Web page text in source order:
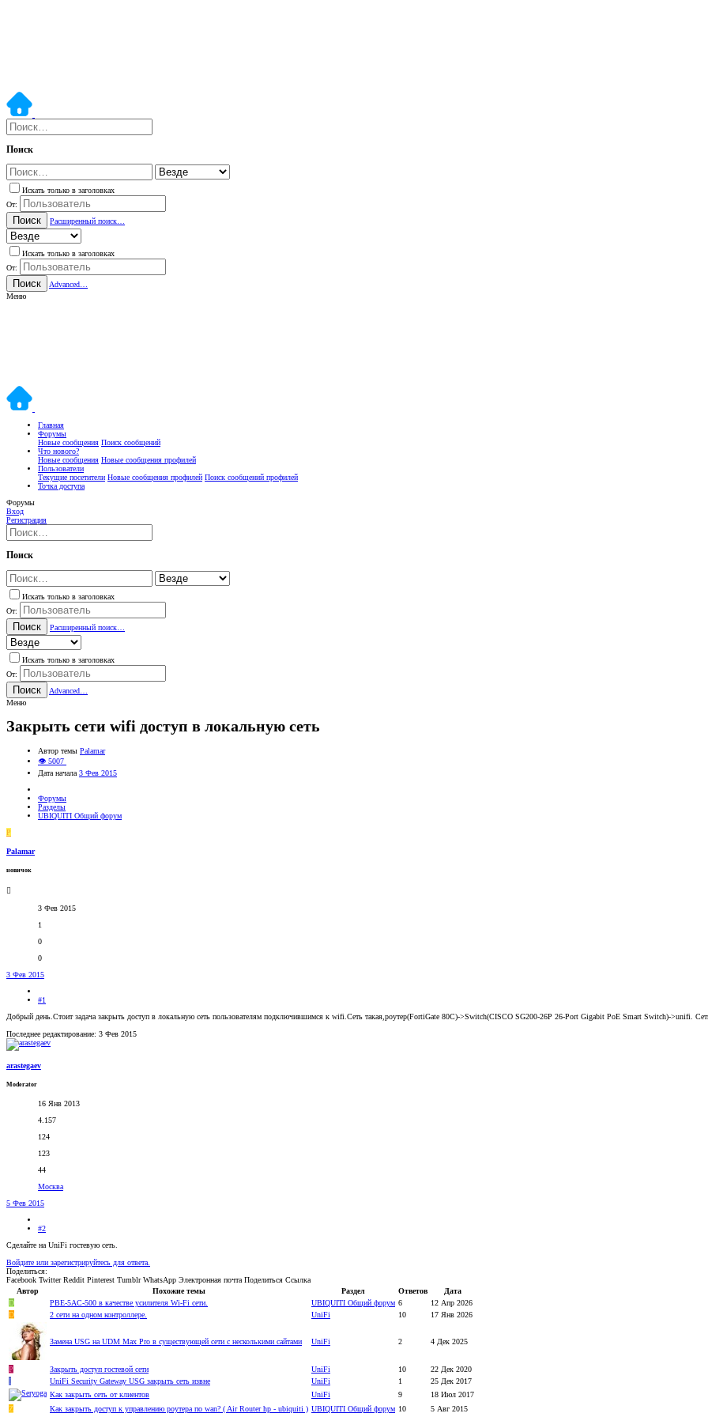
Поиск
Искать только в заголовках
От:
Поиск Расширенный поиск…
Искать только в заголовках
От:
Поиск
Advanced…
Меню
Главная
Форумы
Новые сообщения Поиск сообщений
Что нового?
Новые сообщения Новые сообщения профилей
Пользователи
Текущие посетители Новые сообщения профилей Поиск сообщений профилей
Точка доступа
Форумы
Вход
Регистрация
Поиск
Искать только в заголовках
От:
Поиск Расширенный поиск…
Искать только в заголовках
От:
Поиск
Advanced…
Меню
Закрыть сети wifi доступ в локальную сеть
Автор темы Palamar
👁 5007
Дата начала 3 Фев 2015
Форумы
Разделы
UBIQUITI Общий форум
P
Palamar
новичок
3 Фев 2015
1
0
0
3 Фев 2015
#1
Добрый день.Стоит задача закрыть доступ в локальную сеть пользователям подключившимся к wifi.Сеть такая,роутер(FortiGate 80C)->Switch(CISCO SG200-26P 26-Port Gigabit PoE Smart Switch)->unifi.
Последнее редактирование: 3 Фев 2015
arastegaev
Moderator
16 Янв 2013
4.157
124
123
44
Москва
5 Фев 2015
#2
Сделайте на UniFi гостевую сеть.
Войдите или зарегистрируйтесь для ответа.
Поделиться:
Facebook Twitter Reddit Pinterest Tumblr WhatsApp Электронная почта Поделиться Ссылка
Автор
Похожие темы Раздел Ответов
Дата
D
PBE-5AC-500 в качестве усилителя Wi-Fi сети. UBIQUITI Общий форум 6
12 Апр 2026
D
2 сети на одном контроллере. UniFi 10 17 Янв 2026
Замена USG на UDM Max Pro в существующей сети с несколькими сайтами UniFi 2 4 Дек 2025
P Закрыть доступ гостевой сети UniFi 10
22 Дек 2020
I
UniFi Security Gateway USG закрыть сеть извне UniFi 1
25 Дек 2017
Как закрыть сеть от клиентов
UniFi 9
18 Июл 2017
Z
Как закрыть доступ к управлению роутера по wan? ( Air Router hp - ubiquiti ) UBIQUITI Общий форум 10 5 Авг 2015